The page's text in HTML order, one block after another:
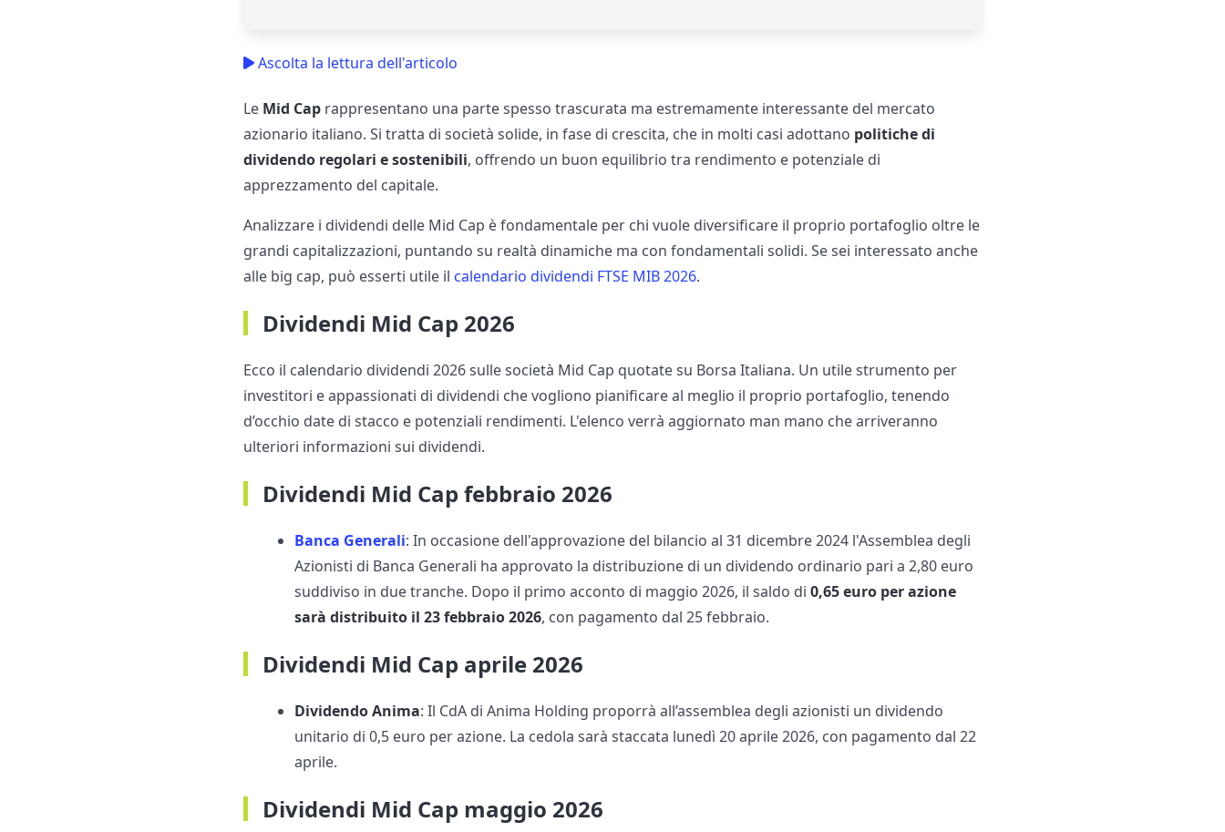
Ascolta la lettura dell'articolo
Le Mid Cap rappresentano una parte spesso trascurata ma estremamente interessante del mercato
azionario italiano. Si tratta di società solide, in fase di crescita, che in molti casi adottano politiche di
dividendo regolari e sostenibili, offrendo un buon equilibrio tra rendimento e potenziale di
apprezzamento del capitale.
Analizzare i dividendi delle Mid Cap è fondamentale per chi vuole diversificare il proprio portafoglio oltre le
grandi capitalizzazioni, puntando su realtà dinamiche ma con fondamentali solidi. Se sei interessato anche
alle big cap, può esserti utile il calendario dividendi FTSE MIB 2026.
Dividendi Mid Cap 2026
Ecco il calendario dividendi 2026 sulle società Mid Cap quotate su Borsa Italiana. Un utile strumento per
investitori e appassionati di dividendi che vogliono pianificare al meglio il proprio portafoglio, tenendo
d’occhio date di stacco e potenziali rendimenti. L'elenco verrà aggiornato man mano che arriveranno
ulteriori informazioni sui dividendi.
Dividendi Mid Cap febbraio 2026
Banca Generali: In occasione dell'approvazione del bilancio al 31 dicembre 2024 l'Assemblea degli
Azionisti di Banca Generali ha approvato la distribuzione di un dividendo ordinario pari a 2,80 euro
suddiviso in due tranche. Dopo il primo acconto di maggio 2026, il saldo di0,65 euro per azione
sarà distribuito il 23 febbraio 2026, con pagamento dal 25 febbraio.
Dividendi Mid Cap aprile 2026
Dividendo Anima: Il CdA di Anima Holding proporrà all’assemblea degli azionisti un dividendo
unitario di 0,5 euro per azione. La cedola sarà staccata lunedì 20 aprile 2026, con pagamento dal 22
aprile.
Dividendi Mid Cap maggio 2026